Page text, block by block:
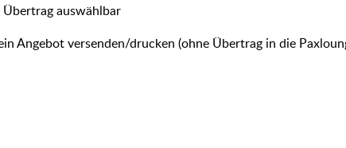
auswählbar
Angebot versenden/drucken (ohne Übertrag in die